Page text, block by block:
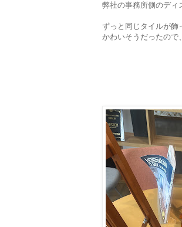
弊社の事務所側のディ
ずっと同じタイルが飾
かわいそうだったので